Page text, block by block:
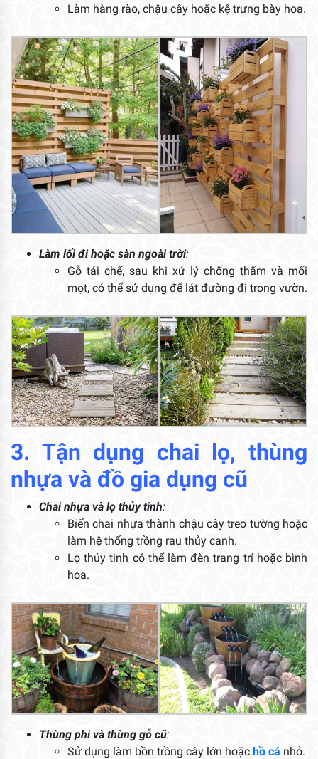
Làm hàng rào, chậu cây hoặc kệ trưng bày hoa.
Làm lối đi hoặc sàn ngoài trời:
Gỗ tái chế, sau khi xử lý chống thấm và mối
mọt, có thể sử dụng để lát đường đi trong vườn.
3. Tận dụng chai lọ, thùng
nhựa và đồ gia dụng cũ
Chai nhựa và lọ thủy tinh:
Biến chai nhựa thành chậu cây treo tường hoặc
làm hệ thống trồng rau thủy canh.
Lọ thủy tinh có thể làm đèn trang trí hoặc bình
hoa.
Thùng phi và thùng gỗ cũ:
Sử dụng làm bồn trồng cây lớn hoặc hồ cá nhỏ.